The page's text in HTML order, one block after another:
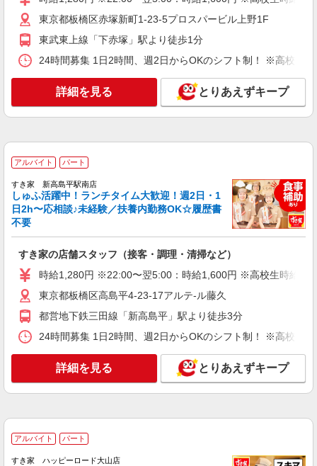
アルバイト パート
ＳＯＭＰＯケア ラヴィーレ 高島平
調理・食器洗浄・発注
給（5:00〜8:00）時給＋100円 ★希望収入があり
ましたら、ご相談いただければ希望条件に合うか
の確認もいたします。 ★時間外手当別途支給 ★上
東京都板橋区坂下3丁目5-2
アルバイト パート
コンパスグループ・ジャパン株式会社 39648_p
調理師【アルバイト・パート】
時給1,700円以上 試用期間中 時給1,700円以上
分単位で別途支給します。
区三園1丁目21-2）
キープ 詳細を見る
アルバイト パート
そんぽの家Ｓ 板橋若木
時給1270円〜1320円 ※経験等による ★希望収
入がありましたら、ご相談いただければ希望条件
に合うかの確認もいたします。 ★時間外手当別途
★働きがい向上手当※26年6月改定（地域により異
キープ
アルバイト パート
東京都板橋区赤塚新町1-23-5プロスパービル上野1F
東武東上線「下赤塚」駅より徒歩1分
24時間募集 1日2時間、週2日からOKのシフト制！ ※高校生
詳細を見る とりあえずキープ
アルバイト パート
すき家 新高島平駅南店
しゅふ活躍中！ランチタイム大歓迎！週2日・1
日2h〜応相談♪未経験／扶養内勤務OK☆履歴書
不要
すき家の店舗スタッフ（接客・調理・清掃など）
時給1,280円 ※22:00〜翌5:00：時給1,600円 ※高校生時給
東京都板橋区高島平4-23-17アルテ-ル藤久
都営地下鉄三田線「新高島平」駅より徒歩3分
24時間募集 1日2時間、週2日からOKのシフト制！ ※高校生
詳細を見る とりあえずキープ
アルバイト パート
すき家 ハッピーロード大山店